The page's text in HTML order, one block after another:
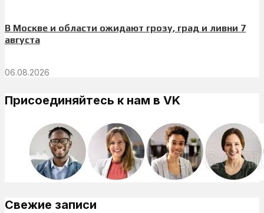
В Москве и области ожидают грозу, град и ливни 7
августа
06.08.2026
Присоединяйтесь к нам в VK
Свежие записи